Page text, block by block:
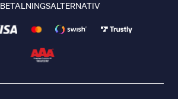
BETALNINGSALTERNATIV